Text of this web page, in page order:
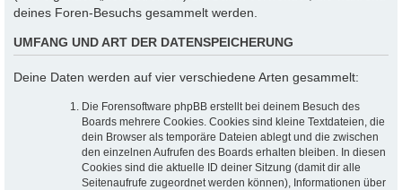
deines Foren-Besuchs gesammelt werden.
UMFANG UND ART DER DATENSPEICHERUNG
Deine Daten werden auf vier verschiedene Arten gesammelt:
Die Forensoftware phpBB erstellt bei deinem Besuch des
Boards mehrere Cookies. Cookies sind kleine Textdateien, die
dein Browser als temporäre Dateien ablegt und die zwischen
den einzelnen Aufrufen des Boards erhalten bleiben. In diesen
Cookies sind die aktuelle ID deiner Sitzung (damit dir alle
Seitenaufrufe zugeordnet werden können), Informationen über